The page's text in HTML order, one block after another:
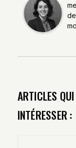
ARTICLES
INTÉRESSER :